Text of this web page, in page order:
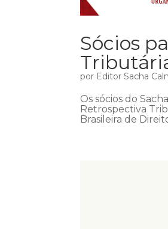
Sócios
por Editor Sacha
Os sócios do
Retrospectiva
Brasileira de